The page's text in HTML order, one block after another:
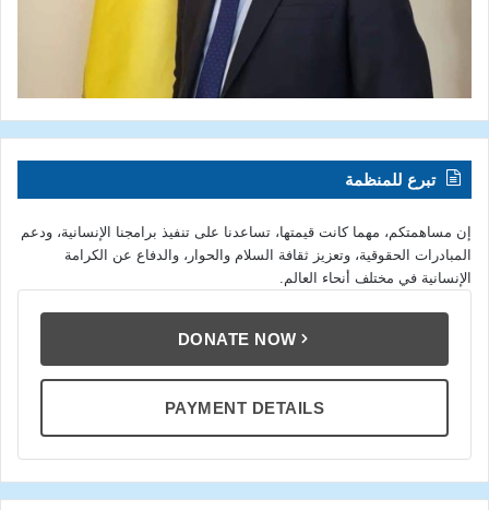
تبرع للمنظمة
إن مساهمتكم، مهما كانت قيمتها، تساعدنا على تنفيذ برامجنا الإنسانية، ودعم
المبادرات الحقوقية، وتعزيز ثقافة السلام والحوار، والدفاع عن الكرامة
الإنسانية في مختلف أنحاء العالم.
DONATE NOW
PAYMENT DETAILS